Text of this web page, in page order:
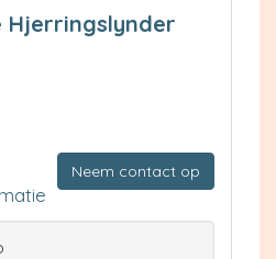
Hjerringslynder
Neem contact op